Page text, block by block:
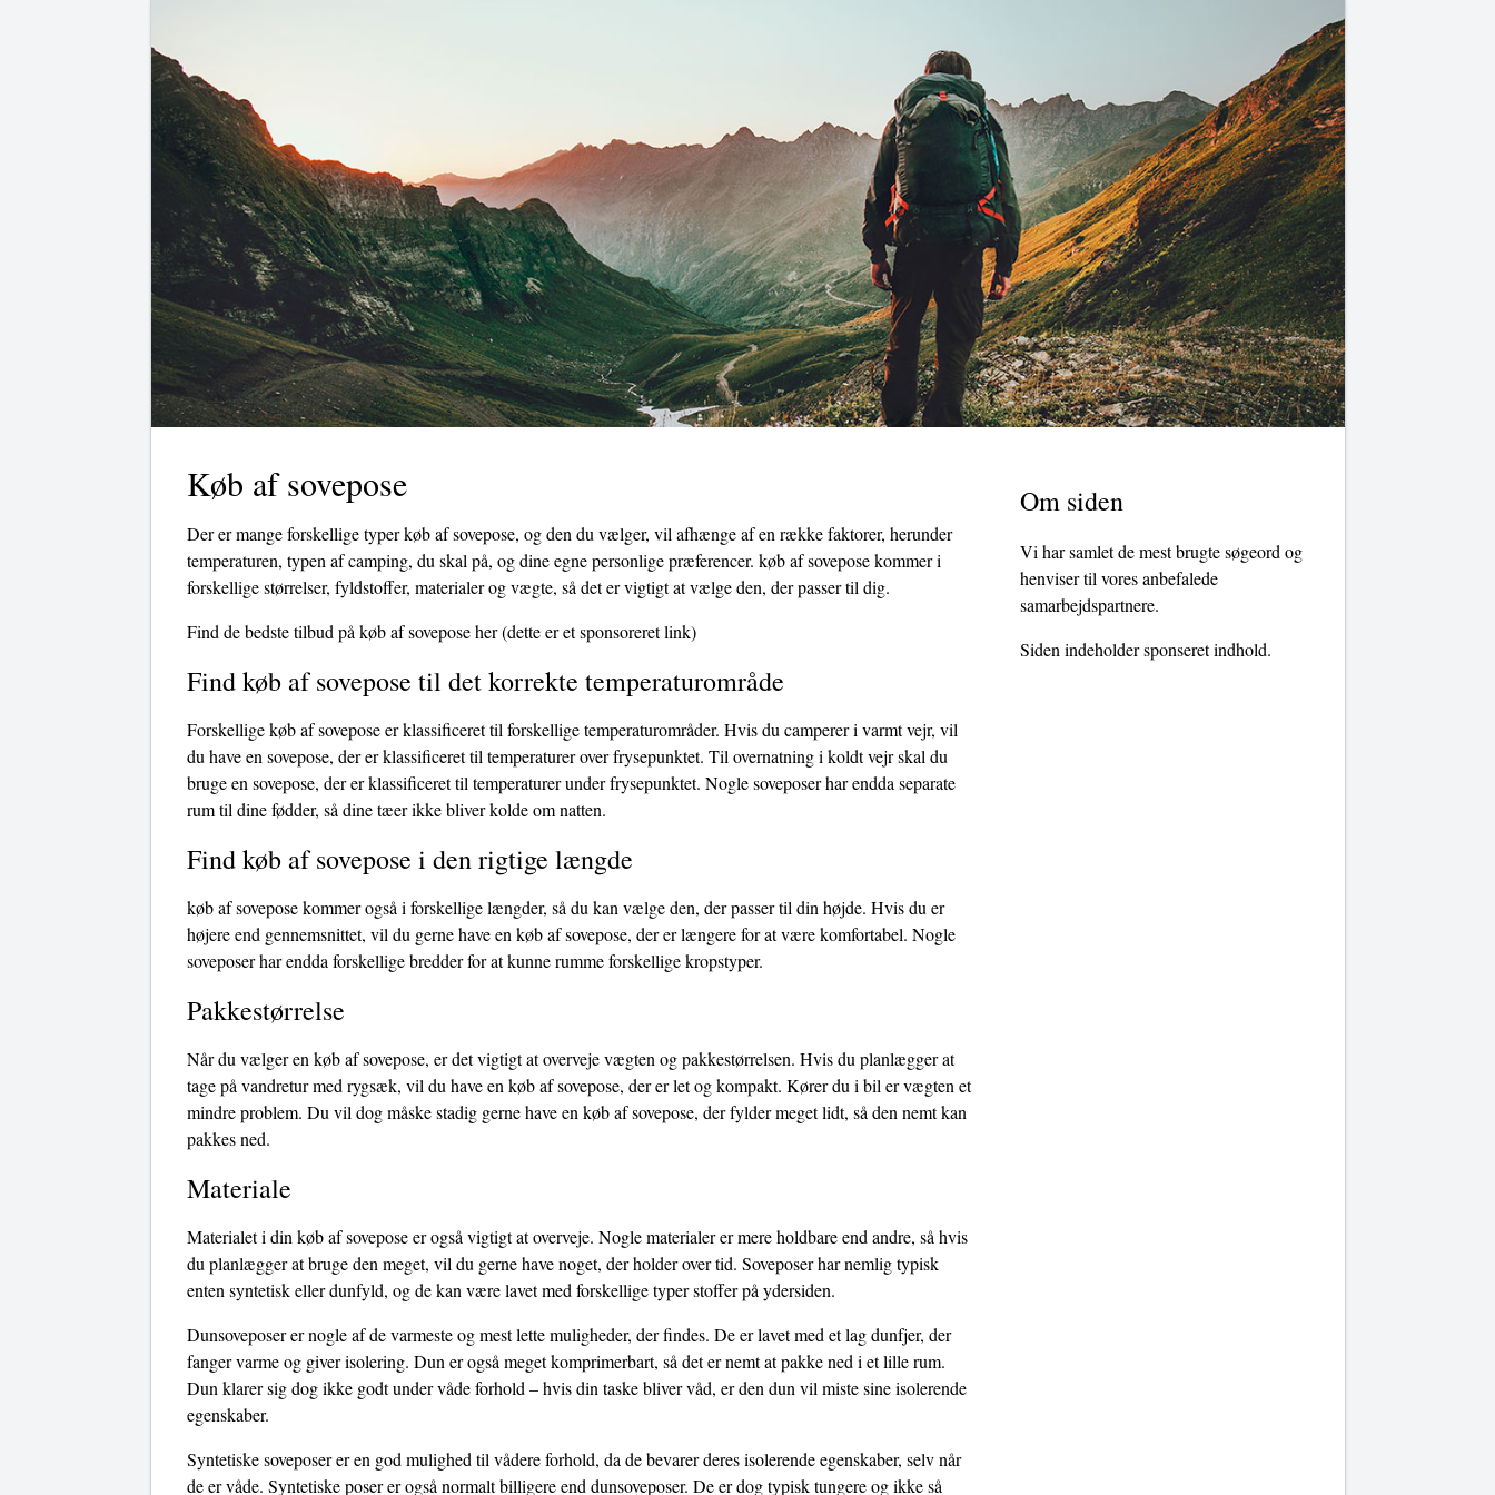
Køb af sovepose
Der er mange forskellige typer køb af sovepose, og den du vælger, vil afhænge af en række faktorer, herunder
temperaturen, typen af ​​camping, du skal på, og dine egne personlige præferencer. køb af sovepose kommer i
forskellige størrelser, fyldstoffer, materialer og vægte, så det er vigtigt at vælge den, der passer til dig.
Find de bedste tilbud på køb af sovepose her(dette er et sponsoreret link)
Find køb af sovepose til det korrekte temperaturområde
Forskellige køb af sovepose er klassificeret til forskellige temperaturområder. Hvis du camperer i varmt vejr, vil
du have en sovepose, der er klassificeret til temperaturer over frysepunktet. Til overnatning i koldt vejr skal du
bruge en sovepose, der er klassificeret til temperaturer under frysepunktet. Nogle soveposer har endda separate
rum til dine fødder, så dine tæer ikke bliver kolde om natten.
Find køb af sovepose i den rigtige længde
køb af sovepose kommer også i forskellige længder, så du kan vælge den, der passer til din højde. Hvis du er
højere end gennemsnittet, vil du gerne have en køb af sovepose, der er længere for at være komfortabel. Nogle
soveposer har endda forskellige bredder for at kunne rumme forskellige kropstyper.
Pakkestørrelse
Når du vælger en køb af sovepose, er det vigtigt at overveje vægten og pakkestørrelsen. Hvis du planlægger at
tage på vandretur med rygsæk, vil du have en køb af sovepose, der er let og kompakt. Kører du i bil er vægten et
mindre problem. Du vil dog måske stadig gerne have en køb af sovepose, der fylder meget lidt, så den nemt kan
pakkes ned.
Materiale
Materialet i din køb af sovepose er også vigtigt at overveje. Nogle materialer er mere holdbare end andre, så hvis
du planlægger at bruge den meget, vil du gerne have noget, der holder over tid. Soveposer har nemlig typisk
enten syntetisk eller dunfyld, og de kan være lavet med forskellige typer stoffer på ydersiden.
Dunsoveposer er nogle af de varmeste og mest lette muligheder, der findes. De er lavet med et lag dunfjer, der
fanger varme og giver isolering. Dun er også meget komprimerbart, så det er nemt at pakke ned i et lille rum.
Dun klarer sig dog ikke godt under våde forhold – hvis din taske bliver våd, er den dun vil miste sine isolerende
egenskaber.
Syntetiske soveposer er en god mulighed til vådere forhold, da de bevarer deres isolerende egenskaber, selv når
de er våde. Syntetiske poser er også normalt billigere end dunsoveposer. De er dog typisk tungere og ikke så
Om siden
Vi har samlet de mest brugte søgeord og
henviser til vores anbefalede
samarbejdspartnere.
Siden indeholder sponseret indhold.